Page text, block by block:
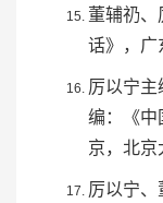
董辅礽、
话》，广
厉以宁主
编：《中
京，北京
厉以宁、